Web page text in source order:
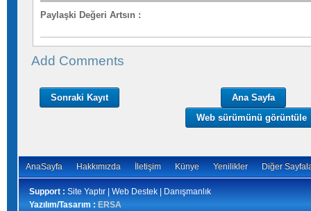
Paylaşki Değeri Artsın :
Add Comments
Sonraki Kayıt
Ana Sayfa
Web sürümünü görüntüle
AnaSayfa Hakkımızda İletişim Künye Yenilikler Diğer
Support : Site Yaptır | Web Destek | Danışmanlık
Yazılım/Tasarım : ERSA